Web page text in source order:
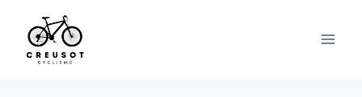
content